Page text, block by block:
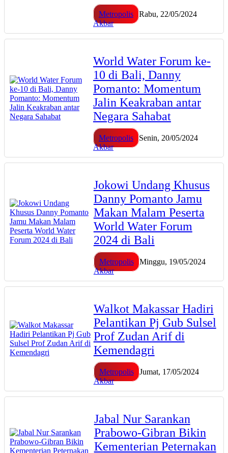
Metropolis
Rabu, 22/05/2024
Akbar
World Water Forum ke-
10 di Bali, Danny
Pomanto: Momentum
Jalin Keakraban antar
Negara Sahabat
Metropolis
Senin, 20/05/2024
Akbar
Jokowi Undang Khusus
Danny Pomanto Jamu
Makan Malam Peserta
World Water Forum
2024 di Bali
Metropolis
Minggu, 19/05/2024
Akbar
Walkot Makassar Hadiri
Pelantikan Pj Gub Sulsel
Prof Zudan Arif di
Kemendagri
Metropolis
Jumat, 17/05/2024
Akbar
Jabal Nur Sarankan
Prabowo-Gibran Bikin
Kementerian Peternakan